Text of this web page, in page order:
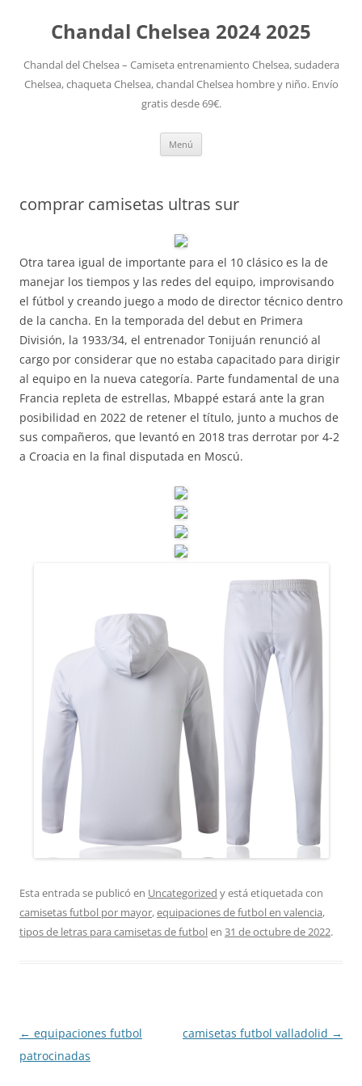
Chandal Chelsea 2024 2025
Chandal del Chelsea – Camiseta entrenamiento Chelsea, sudadera
Chelsea, chaqueta Chelsea, chandal Chelsea hombre y niño. Envío
gratis desde 69€.
Menú
comprar camisetas ultras sur
Otra tarea igual de importante para el 10 clásico es la de
manejar los tiempos y las redes del equipo, improvisando
el fútbol y creando juego a modo de director técnico dentro
de la cancha. En la temporada del debut en Primera
División, la 1933/34, el entrenador Tonijuán renunció al
cargo por considerar que no estaba capacitado para dirigir
al equipo en la nueva categoría. Parte fundamental de una
Francia repleta de estrellas, Mbappé estará ante la gran
posibilidad en 2022 de retener el título, junto a muchos de
sus compañeros, que levantó en 2018 tras derrotar por 4-2
a Croacia en la final disputada en Moscú.
Esta entrada se publicó en Uncategorized y está etiquetada con
camisetas futbol por mayor,equipaciones de futbol en valencia,
tipos de letras para camisetas de futbolen 31 de octubre de 2022.
Navegación
de
← equipaciones futbol
patrocinadas
camisetas futbol valladolid →